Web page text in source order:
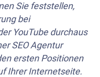
Sie feststellen,
bei
YouTubedurchaus
SEO Agentur
ersten Positionen
Ihrer Internetseite.